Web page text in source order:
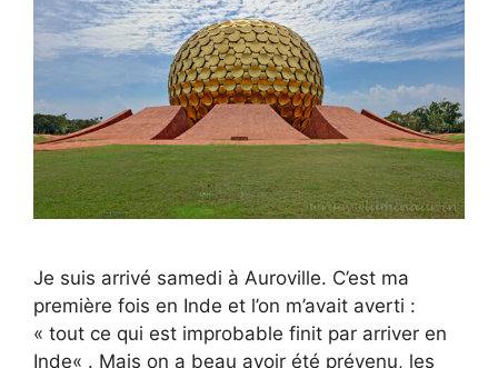
Je suis arrivé samedi à Auroville. C’est ma
première fois en Inde et l’on m’avait averti :
« tout ce qui est improbable finit par arriver en
Inde« . Mais on a beau avoir été prévenu, les